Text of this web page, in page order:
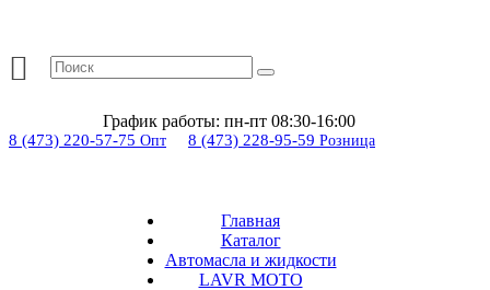
График работы: пн-пт 08:30-16:00
8 (473) 220-57-75 Опт 8 (473) 228-95-59 Розница
Главная
Каталог
Автомасла и жидкости
LAVR MOTO